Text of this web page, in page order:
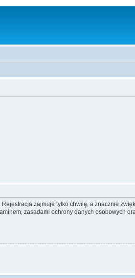
zajmuje tylko chwilę, a znacznie
zasadami ochrony danych osobowych